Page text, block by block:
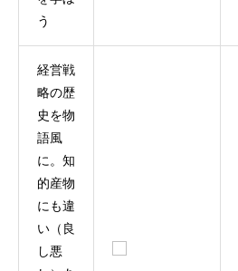
う
経営戦
略の歴
史を物
語風
に。知
的産物
にも違
い（良
し悪